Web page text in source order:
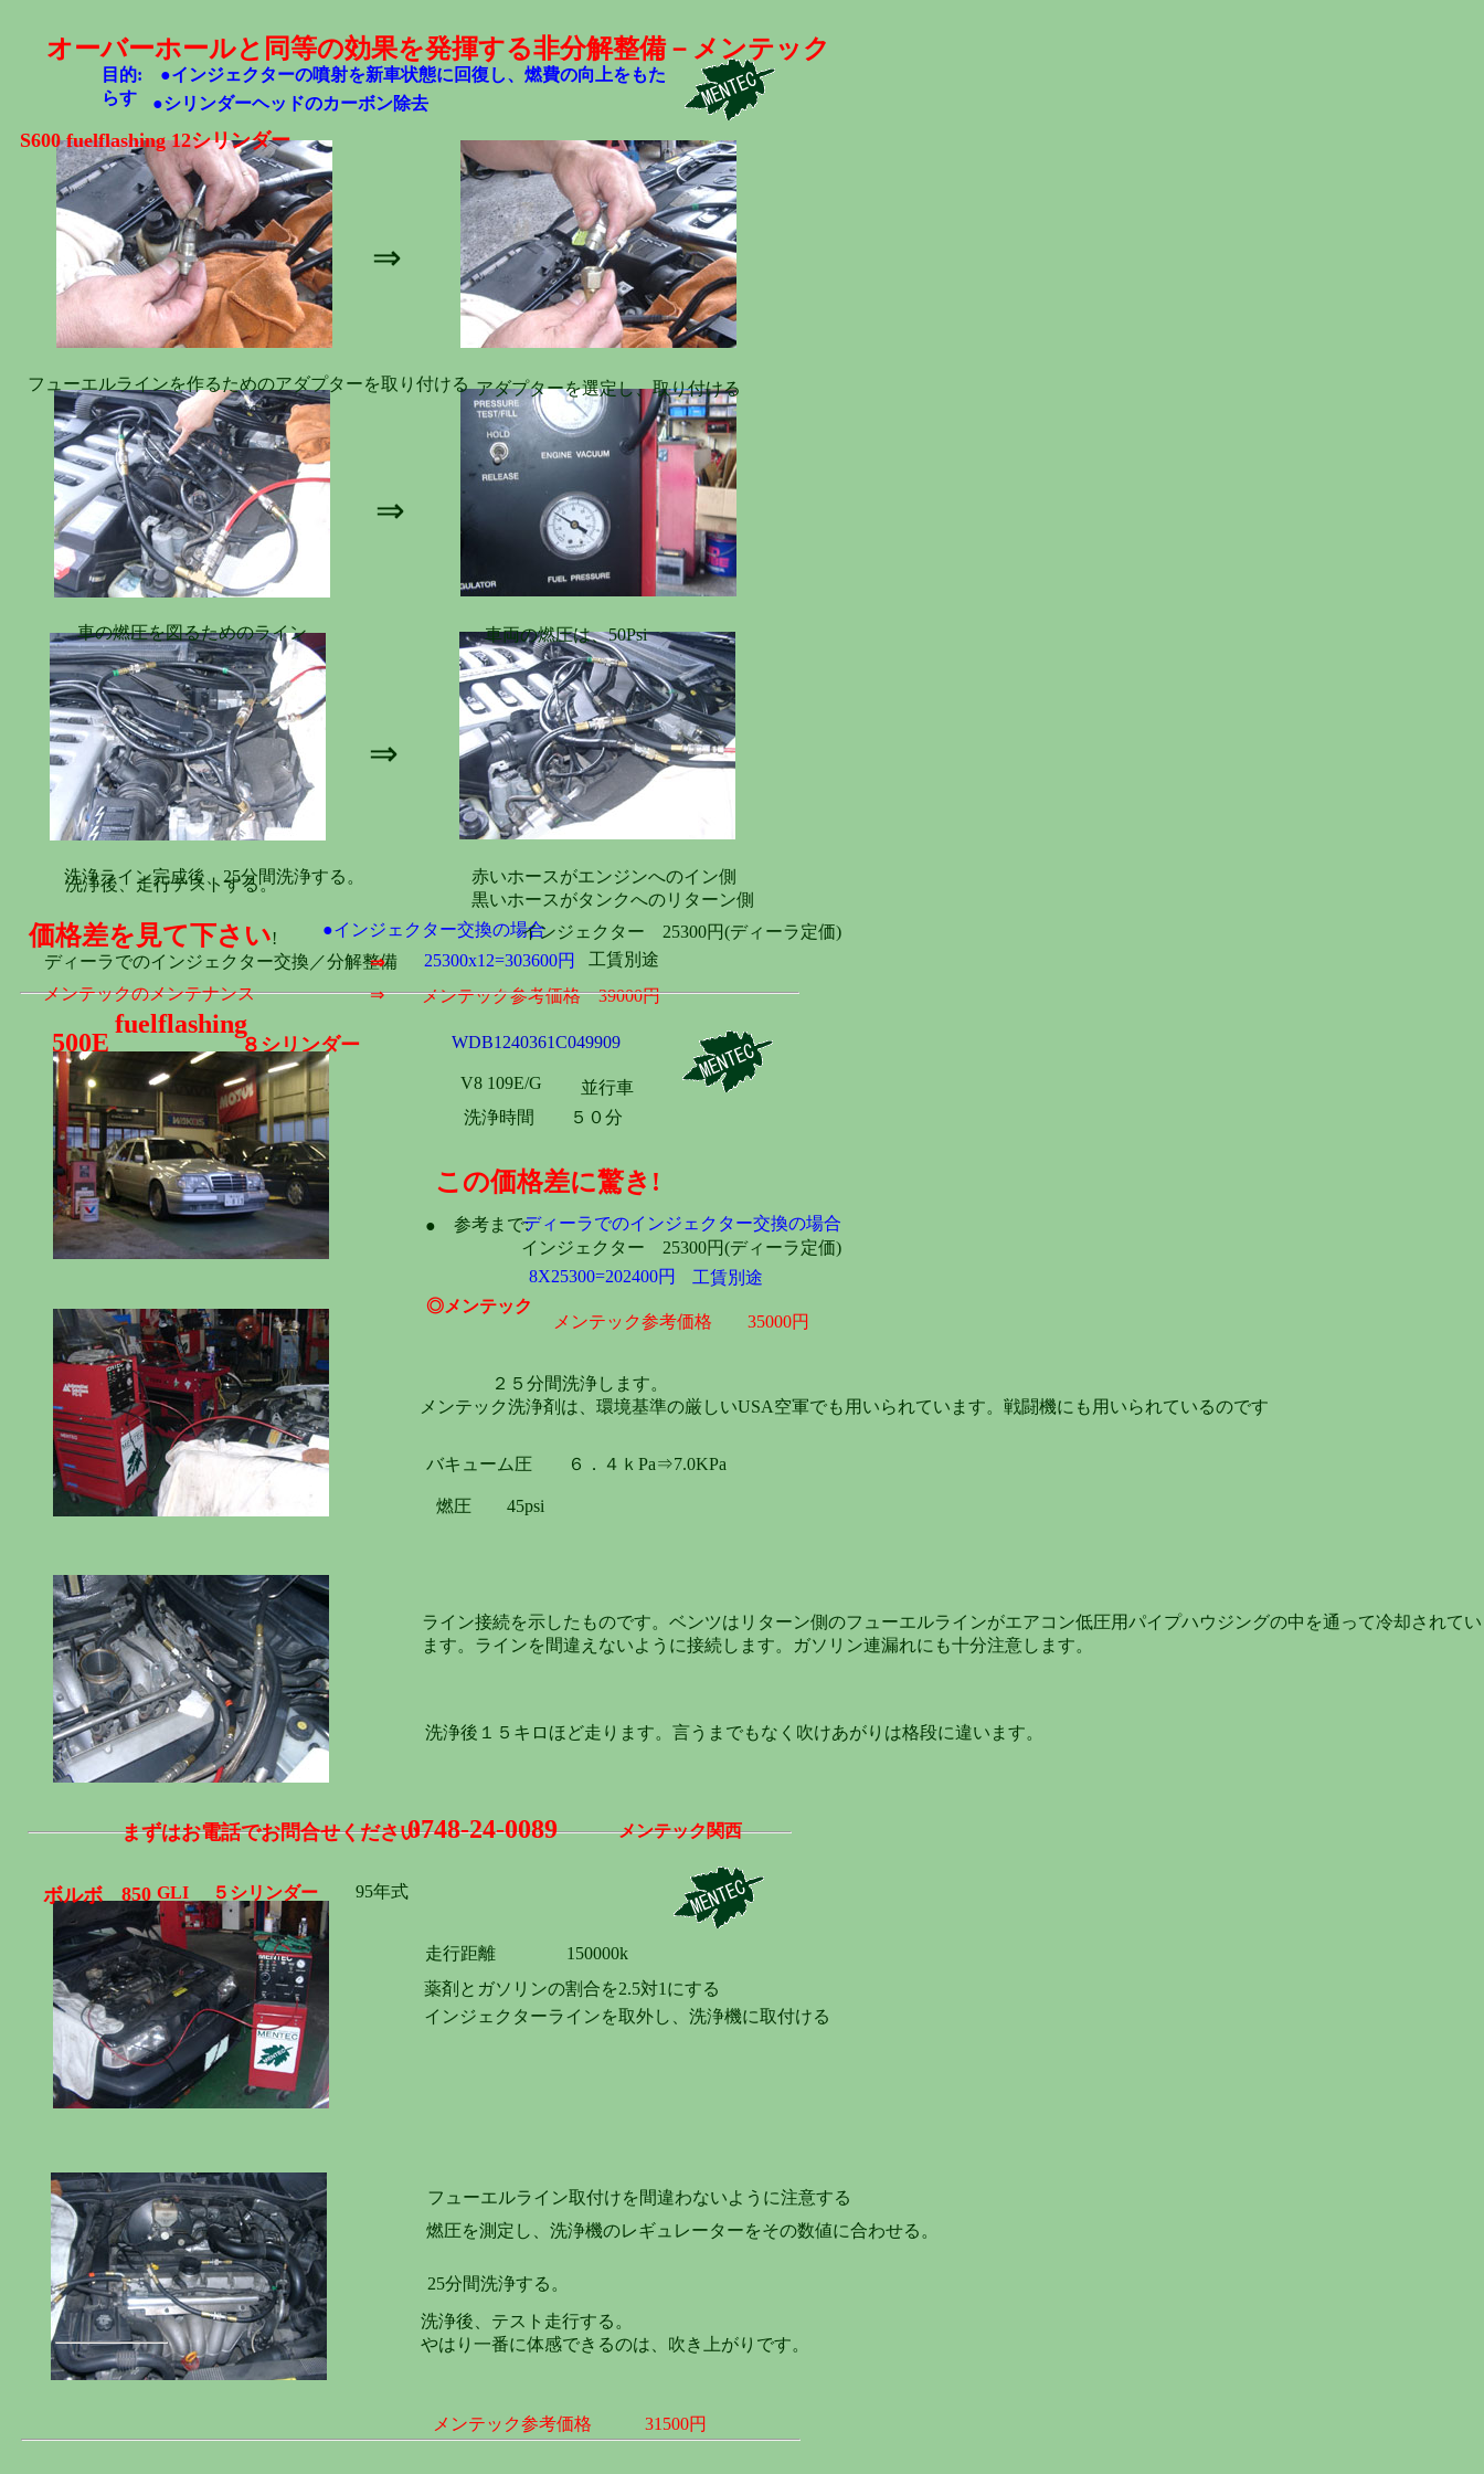
オーバーホールと同等の効果を発揮する非分解整備－メンテック
目的: ●インジェクターの噴射を新車状態に回復し、燃費の向上をもた
らす
●シリンダーヘッドのカーボン除去
８シリンダー
S600 fuelflashing 12シリンダー
95年式
５シリンダー
GLI
ボルボ850
走行距離 150000k
価格差を見て下さい!
⇒
フューエルラインを作るためのアダプターを取り付ける アダプターを選定し、取り付ける
インジェクターラインを取外し、洗浄機に取付ける
薬剤とガソリンの割合を2.5対1にする
この価格差に驚き!
工賃別途
8X25300=202400円
インジェクター 25300円(ディーラ定価)
ディーラでのインジェクター交換の場合
参考まで:
●
⇒
メンテックのメンテナンス
⇒
ディーラでのインジェクター交換／分解整備
WDB1240361C049909
500E
fuelflashing
メンテック洗浄剤は、環境基準の厳しいUSA空軍でも用いられています。戦闘機にも用いられているのです
バキューム圧 ６．４ｋPa⇒7.0KPa
燃圧 45psi
⇒
メンテック関西
0748-24-0089
まずはお電話でお問合せください
車両の燃圧は、50Psi
赤いホースがエンジンへのイン側
黒いホースがタンクへのリターン側
工賃別途
25300x12=303600円
●インジェクター交換の場合インジェクター 25300円(ディーラ定価)
メンテック参考価格 31500円
洗浄後、走行テストする。
洗浄ライン完成後、25分間洗浄する。
フューエルライン取付けを間違わないように注意する
◎メンテック
メンテック参考価格 35000円
洗浄時間 ５０分
並行車
メンテック参考価格 39000円
車の燃圧を図るためのライン
洗浄後、テスト走行する。
やはり一番に体感できるのは、吹き上がりです。
25分間洗浄する。
⇒
V8 109E/G
洗浄後１５キロほど走ります。言うまでもなく吹けあがりは格段に違います。
２５分間洗浄します。
燃圧を測定し、洗浄機のレギュレーターをその数値に合わせる。
ライン接続を示したものです。ベンツはリターン側のフューエルラインがエアコン低圧用パイプハウジングの中を通って冷却されてい
ます。ラインを間違えないように接続します。ガソリン連漏れにも十分注意します。